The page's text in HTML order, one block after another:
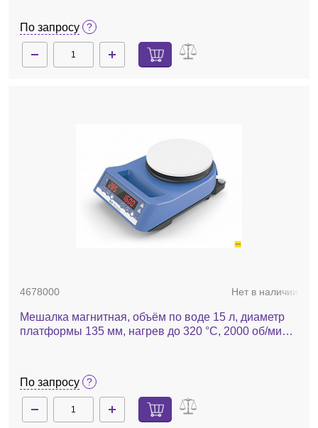
По запросу
4678000 Нет в наличии
Мешалка магнитная, объём по воде 15 л, диаметр
платформы 135 мм, нагрев до 320 °С, 2000 об/мин,
По запросу